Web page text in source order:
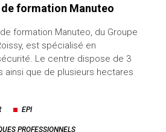
formation Manuteo
formation Manuteo, du Groupe
est spécialisé en
Le centre dispose de 3
ainsi que de plusieurs hectares
EPI
PROFESSIONNELS